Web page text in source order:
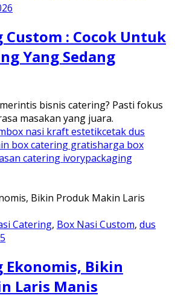
Custom : Cocok Untuk
Yang Sedang
bisnis catering? Pasti fokus
masakan yang juara.
box nasi kraft estetikcetak dus
box catering gratisharga box
catering ivorypackaging
Catering, Box Nasi Custom, dus
Ekonomis, Bikin
Laris Manis